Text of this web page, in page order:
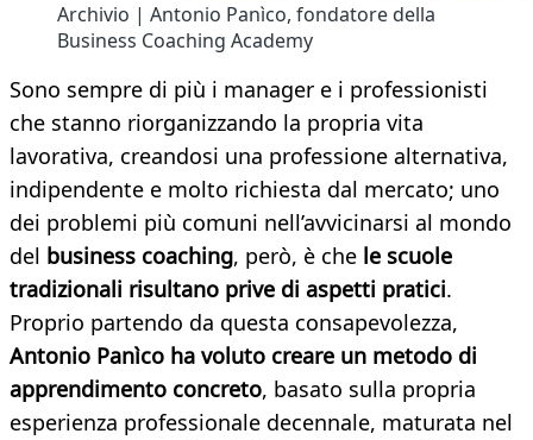
Archivio | Antonio Panìco, fondatore della
Business Coaching Academy
Sono sempre di più i manager e i professionisti
che stanno riorganizzando la propria vita
lavorativa, creandosi una professione alternativa,
indipendente e molto richiesta dal mercato; uno
dei problemi più comuni nell’avvicinarsi al mondo
del business coaching, però, è che le scuole
tradizionali risultano prive di aspetti pratici.
Proprio partendo da questa consapevolezza,
Antonio Panìco ha voluto creare un metodo di
apprendimento concreto, basato sulla propria
esperienza professionale decennale, maturata nel